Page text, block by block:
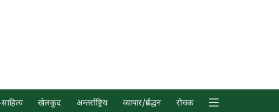
खेलकुद अन्तर्राष्ट्रिय व्यापार/प्रर्वद्धन रोचक